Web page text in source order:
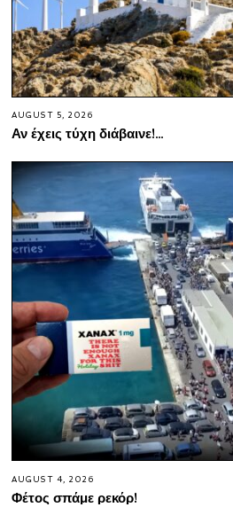
AUGUST 5, 2026
Αν έχεις τύχη διάβαινε!…
AUGUST 4, 2026
Φέτος σπάμε ρεκόρ!